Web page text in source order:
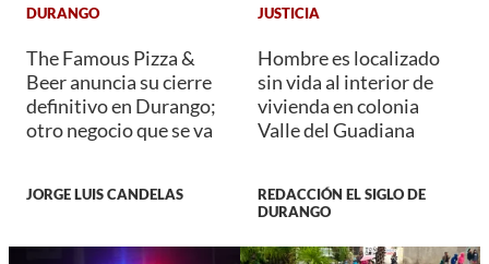
DURANGO
The Famous Pizza &
Beer anuncia su cierre
definitivo en Durango;
otro negocio que se va
JORGE LUIS CANDELAS
JUSTICIA
Hombre es localizado
sin vida al interior de
vivienda en colonia
Valle del Guadiana
REDACCIÓN EL SIGLO DE
DURANGO